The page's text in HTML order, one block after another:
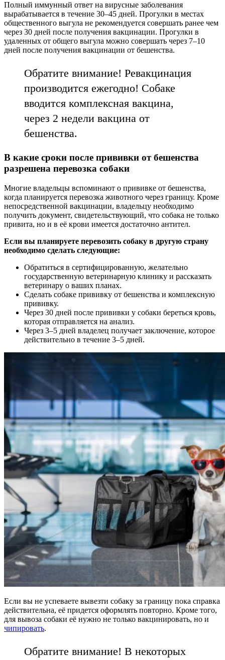
Полный иммунный ответ на вирусные заболевания
вырабатывается в течение 30–45 дней. Прогулки в местах
общественного выгула не рекомендуется совершать ранее чем
через 30 дней после получения вакцинации. Прогулки в
удаленных от общего выгула можно совершать через 7–10
дней после получения вакцинации от бешенства.
Обратите внимание! Ревакцинация
производится ежегодно! Собаке
вводится комплексная вакцина,
через 2 недели вакцина от
бешенства.
В какие сроки после прививки от бешенства
разрешена перевозка собаки
Многие владельцы вспоминают о прививке от бешенства,
когда планируется перевозка животного через границу. Кроме
непосредственной вакцинации, владельцу необходимо
получить документ, свидетельствующий, что собака не только
привита, но и в её крови имеется достаточно антител.
Если вы планируете перевозить собаку в другую страну
необходимо сделать следующие:
Обратиться в сертифицированную, желательно
государственную ветеринарную клинику и рассказать
ветеринару о ваших планах.
Сделать собаке прививку от бешенства и комплексную
прививку.
Через 30 дней после прививки у собаки береться кровь,
которая отправляется на анализ.
Через 3–5 дней владелец получает заключение, которое
действительно в течение 3–5 дней.
Если вы не успеваете вывезти собаку за границу пока справка
действительна, её придется оформлять повторно. Кроме того,
для вывоза собаки её нужно не только вакцинировать, но и
чипировать.
Обратите внимание! В некоторых